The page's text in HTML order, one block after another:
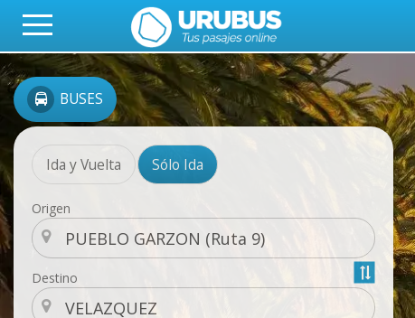
BUSES
Ida y Vuelta Sólo Ida
Origen
Destino